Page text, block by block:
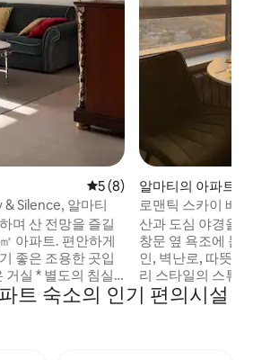
평점 5점(5점 만점), 후기 8
5 (8)
& Silence, 알마티
며 산 전망을 즐길
. 편안하게
좋은 조용한 곳입
*
* 넉넉한 채광과 공
알마티의 아파트
로맨틱 스카이 배
산과 도심 야경을
창문 옆 욕조에 몸
인, 벽난로, 따뜻한
리 스타일의 스튜
위기를 원하는 커
양지입니다. 메가
트 숙소의 인기 편의시설